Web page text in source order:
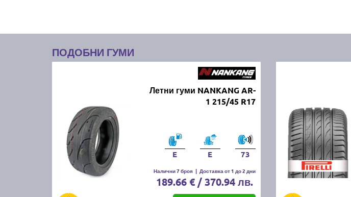
ПОДОБНИ ГУМИ
Летни гуми NANKANG AR-
1 215/45 R17
E E 73
Налични 7 броя | Доставка от 1 до 2 дни
189.66 € / 370.94 лв.